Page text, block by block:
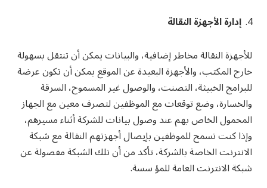
إدارة الأجهزة النقالة
للأجهزة النقالة مخاطر إضافية، والبيانات يمكن أن تنتقل بسهولة
خارج المكتب، والأجهزة البعيدة عن الموقع يمكن أن تكون عرضة
للبرامج الخبيثة، التصنت، والوصول غير المسموح، السرقة
والخسارة، وضع توقعات مع الموظفين لتصرف معين مع الجهاز
المحمول الخاص بهم عند وصول بيانات للشركة أثناء مسيرهم،
وإذا كنت تسمح للموظفين بإيصال أجهزتهم النقالة مع شبكة
الانترنت الخاصة بالشركة، تأكد من أن تلك الشبكة مفصولة عن
شبكة الانترنت العامة للمؤ سسة.